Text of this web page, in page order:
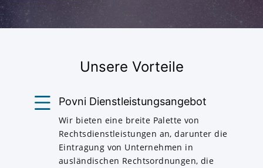
Unsere Vorteile
Povni Dienstleistungsangebot
Wir bieten eine breite Palette von
Rechtsdienstleistungen an, darunter die
Eintragung von Unternehmen in
ausländischen Rechtsordnungen, die